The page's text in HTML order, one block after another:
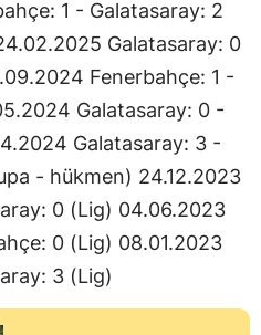
1 - Galatasaray: 2
Galatasaray: 0
Fenerbahçe: 1 -
Galatasaray: 0 -
Galatasaray: 3 -
- hükmen) 24.12.2023
0 (Lig) 04.06.2023
0 (Lig) 08.01.2023
3 (Lig)